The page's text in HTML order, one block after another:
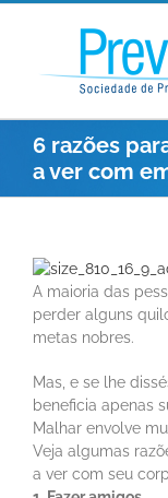
Ir
conteúdo
6 razões
a ver com
A maioria das
perder alguns
metas nobres.
Mas, e se lhe
beneficia apenas
Malhar envolve
Veja algumas
a ver com seu